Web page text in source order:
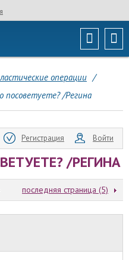
операции /
посоветуете? /Регина
Регистрация Войти
/РЕГИНА
последняя страница (5)